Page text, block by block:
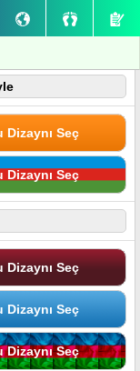
Dizaynı Seç
Dizaynı Seç
Dizaynı Seç
Dizaynı Seç
Dizaynı Seç